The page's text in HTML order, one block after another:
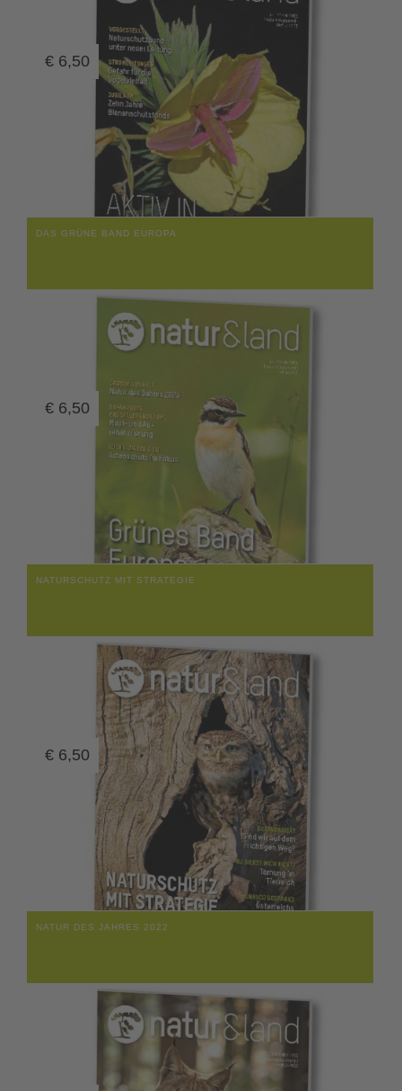
€ 6,50
DAS GRÜNE BAND EUROPA
€ 6,50
NATURSCHUTZ MIT STRATEGIE
€ 6,50
NATUR DES JAHRES 2022